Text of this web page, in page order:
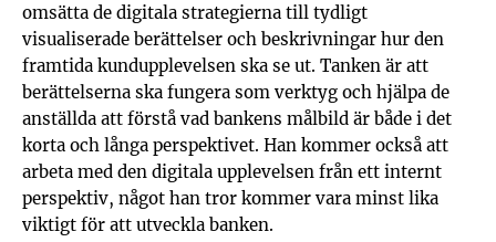
omsätta de digitala strategierna till tydligt
visualiserade berättelser och beskrivningar hur den
framtida kundupplevelsen ska se ut. Tanken är att
berättelserna ska fungera som verktyg och hjälpa de
anställda att förstå vad bankens målbild är både i det
korta och långa perspektivet. Han kommer också att
arbeta med den digitala upplevelsen från ett internt
perspektiv, något han tror kommer vara minst lika
viktigt för att utveckla banken.